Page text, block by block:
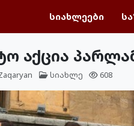
სიახლეები
აქცია
სიახლე 608